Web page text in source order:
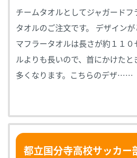
チームタオルとしてジャガード
タオルのご注文です。 デザインが
マフラータオルは長さが約１１
ルよりも長いので、首にかけた
多くなります。こちらのデザ……
都立国分寺高校サッカー